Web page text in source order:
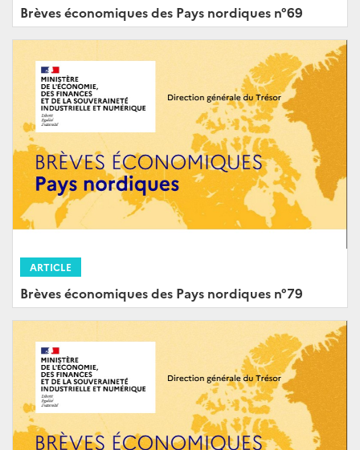
Brèves économiques des Pays nordiques n°69
ARTICLE
Brèves économiques des Pays nordiques n°79